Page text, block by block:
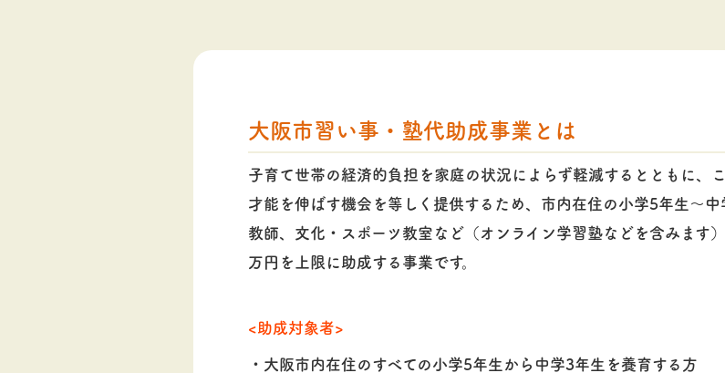
大阪市習い事・塾代助成事業とは
子育て世帯の経済的負担を家庭の状況によらず軽減するとともに、
才能を伸ばす機会を等しく提供するため、市内在住の小学5年生～
教師、文化・スポーツ教室など（オンライン学習塾などを含みます
万円を上限に助成する事業です。
<助成対象者>
・大阪市内在住のすべての小学5年生から中学3年生を養育する方